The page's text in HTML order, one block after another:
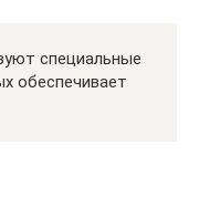
специальные
обеспечивает